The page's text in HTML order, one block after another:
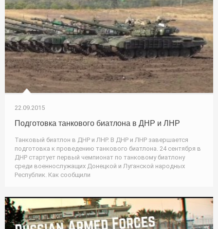
22.09.2015
Подготовка танкового биатлона в ДНР и ЛНР
Танковый биатлон в ДНР и ЛНР. В ДНР и ЛНР завершается
подготовка к проведению танкового биатлона. 24 сентября в
ДНР стартует первый чемпионат по танковому биатлону
среди военнослужащих Донецкой и Луганской народных
Республик. Как сообщили